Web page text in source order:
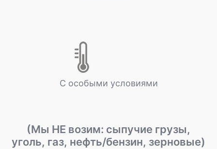
С особыми условиями
(Мы НЕ возим: сыпучие грузы,
уголь, газ, нефть/бензин, зерновые)